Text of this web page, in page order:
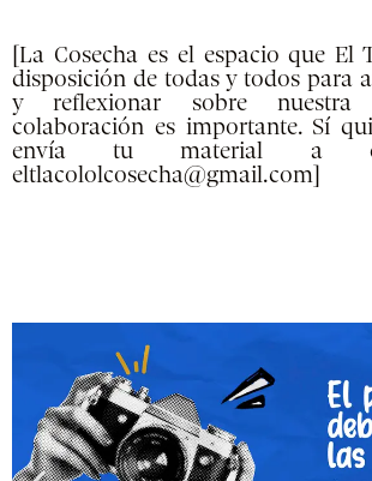
[La Cosecha es el espacio que El
disposición de todas y todos para
y reflexionar sobre nuestra
colaboración es importante. Sí
envía tu material a
eltlacololcosecha@gmail.com]